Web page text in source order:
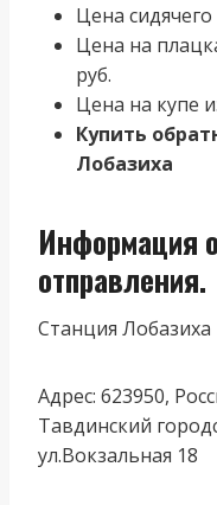
Цена
Цена на
руб.
Цена на купе
Купить
Лобазиха
Информация
отправления.
Станция Лобазиха
Адрес: 623950,
Тавдинский
ул.Вокзальная 18